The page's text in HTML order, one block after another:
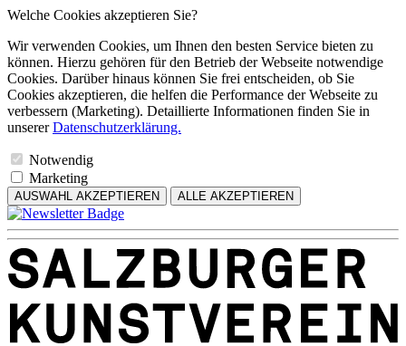
Welche Cookies akzeptieren Sie?
Wir verwenden Cookies, um Ihnen den besten Service bieten zu
können. Hierzu gehören für den Betrieb der Webseite notwendige
Cookies. Darüber hinaus können Sie frei entscheiden, ob Sie
Cookies akzeptieren, die helfen die Performance der Webseite zu
verbessern (Marketing). Detaillierte Informationen finden Sie in
unsererDatenschutzerklärung.
Notwendig
Marketing
AUSWAHL AKZEPTIEREN ALLE AKZEPTIEREN